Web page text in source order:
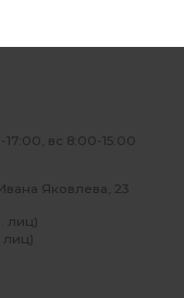
вс 8:00-15:00
Яковлева, 23
лиц)
лиц)